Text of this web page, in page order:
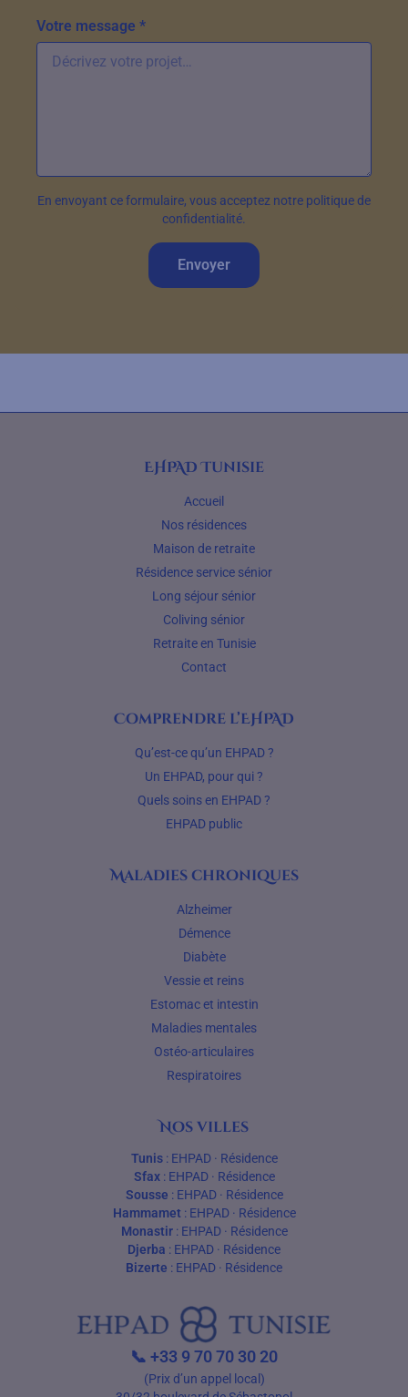
Votre message *
En envoyant ce formulaire, vous acceptez notre politique de
confidentialité.
Envoyer
EHPAD Tunisie
Accueil
Nos résidences
Maison de retraite
Résidence service sénior
Long séjour sénior
Coliving sénior
Retraite en Tunisie
Contact
Comprendre l’EHPAD
Qu’est-ce qu’un EHPAD ?
Un EHPAD, pour qui ?
Quels soins en EHPAD ?
EHPAD public
Maladies chroniques
Alzheimer
Démence
Diabète
Vessie et reins
Estomac et intestin
Maladies mentales
Ostéo-articulaires
Respiratoires
Nos villes
Tunis: EHPAD· Résidence
Sfax: EHPAD· Résidence
Sousse : EHPAD· Résidence
Hammamet: EHPAD· Résidence
Monastir: EHPAD· Résidence
Djerba : EHPAD · Résidence
Bizerte : EHPAD · Résidence
📞 +33 9 70 70 30 20
(Prix d’un appel local)